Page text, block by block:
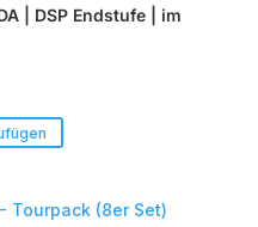
| DSP Endstufe | im